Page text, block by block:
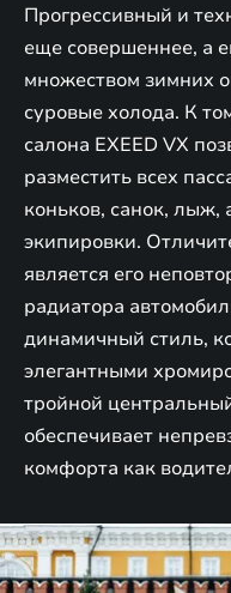
Прогрессивный и
еще совершеннее, а
множеством зимних
суровые холода. К
салона EXEED VX
разместить всех
коньков, санок,
экипировки.
является его
радиатора
динамичный стиль,
элегантными
тройной
обеспечивает
комфорта как